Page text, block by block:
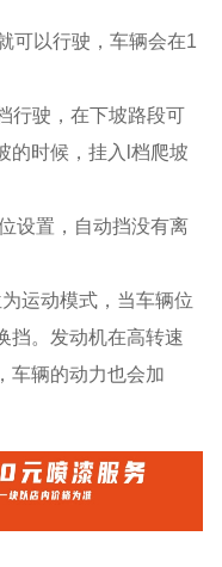
可以行驶，车辆会在1
行驶，在下坡路段可
的时候，挂入l档爬坡
设置，自动挡没有离
运动模式，当车辆位
挡。发动机在高转速
车辆的动力也会加